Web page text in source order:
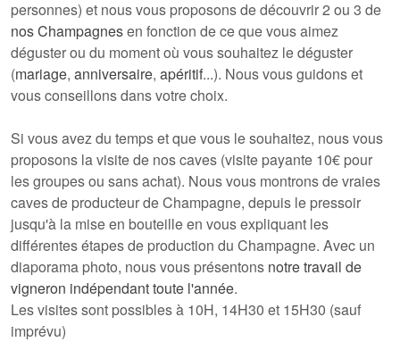
personnes) et nous vous proposons de découvrir 2 ou 3 de
nos Champagnesen fonction de ce que vous aimez
déguster ou du moment où vous souhaitez le déguster
(mariage, anniversaire, apéritif...). Nous vous guidons et
vous conseillons dans votre choix.
Si vous avez du temps et que vous le souhaitez, nous vous
proposons la visite de nos caves (visite payante 10€ pour
les groupes ou sans achat). Nous vous montrons de vraies
caves de producteur de Champagne, depuis le pressoir
jusqu'à la mise en bouteilleen vous expliquant les
différentes étapes de production du Champagne. Avec un
diaporama photo, nous vous présentons notre travail de
vigneron indépendant toute l'année.
Les visites sont possibles à 10H, 14H30 et 15H30 (sauf
imprévu)